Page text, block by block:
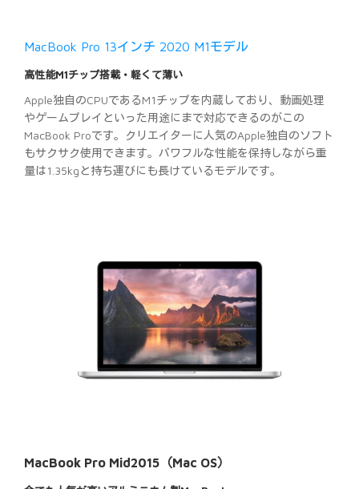
MacBook Pro 13インチ 2020 M1モデル
高性能M1チップ搭載・軽くて薄い
Apple独自のCPUであるM1チップを内蔵しており、動画処理
やゲームプレイといった用途にまで対応できるのがこの
MacBook Proです。クリエイターに人気のApple独自のソフト
もサクサク使用できます。パワフルな性能を保持しながら重
量は1.35kgと持ち運びにも長けているモデルです。
MacBook Pro Mid2015（Mac OS）